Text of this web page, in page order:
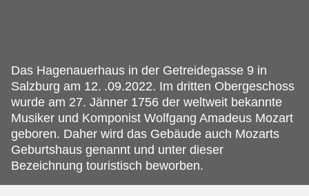
Das Hagenauerhaus in der Getreidegasse 9 in
Salzburg am 12. .09.2022. Im dritten Obergeschoss
wurde am 27. Jänner 1756 der weltweit bekannte
Musiker und Komponist Wolfgang Amadeus Mozart
geboren. Daher wird das Gebäude auch Mozarts
Geburtshaus genannt und unter dieser
Bezeichnung touristisch beworben.